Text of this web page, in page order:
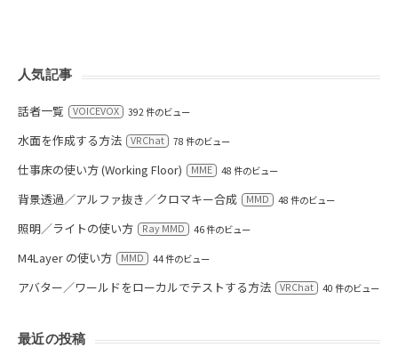
人気記事
話者一覧 VOICEVOX 392 件のビュー
水面を作成する方法 VRChat 78 件のビュー
仕事床の使い方 (Working Floor) MME 48 件のビュー
背景透過／アルファ抜き／クロマキー合成 MMD 48 件のビュー
照明／ライトの使い方 Ray MMD 46 件のビュー
M4Layer の使い方 MMD 44 件のビュー
アバター／ワールドをローカルでテストする方法 VRChat 40 件のビュー
最近の投稿